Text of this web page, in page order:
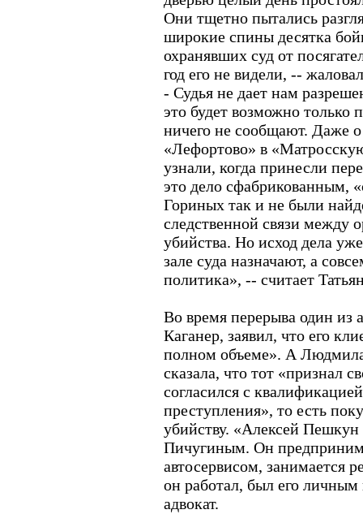
Они тщетно пытались
широкие спины десятка
охранявших суд от
год его не видели, --
- Судья не дает нам
это будет возможно только
ничего не сообщают. Даже
«Лефортово» в
узнали, когда принесли
это дело сфабрикованным,
Гориных так и не были
следственной связи между
убийства. Но исход дела
зале суда назначают, а
политика», -- считает
Во время перерыва один из
Каганер, заявил, что его
полном объеме». А
сказала, что тот «признал
согласился с
преступления», то есть
убийству. «Алексей
Пичугиным. Он
автосервисом, занимается
он работал, был его личным
адвокат.